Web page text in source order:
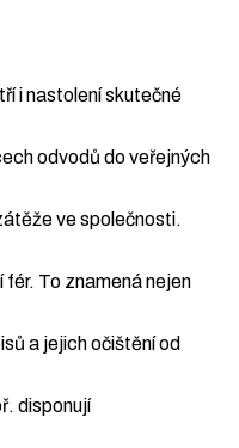
i nastolení skutečné
odvodů do veřejných
ve společnosti.
To znamená nejen
a jejich očištění od
disponují